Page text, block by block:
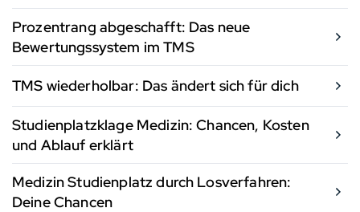
Prozentrang abgeschafft: Das neue
Bewertungssystem im TMS
TMS wiederholbar: Das ändert sich für dich
Studienplatzklage Medizin: Chancen, Kosten
und Ablauf erklärt
Medizin Studienplatz durch Losverfahren:
Deine Chancen